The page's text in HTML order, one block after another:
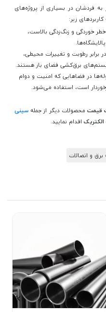
فردشان در بسیاری از پروژه‌های
زیر:
خوردگی و زنگ‌زدگی بالاست،
برابر رطوبت و تغییرات محیطی،
برق‌کشی فضای باز هستند.
در فضاهایی که امنیت و دوام
است، استفاده می‌شود.
قیمتمحصولات دیگر از جمله سینی
اقدام نمایید.
برق و اتصالات